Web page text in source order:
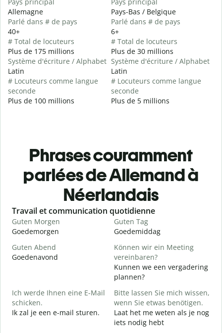
Allemagne
Parlé dans # de pays
40+
# Total de locuteurs
Plus de 175 millions
Système d'écriture / Alphabet
Latin
# Locuteurs comme langue
seconde
Plus de 100 millions
Pays-Bas / Belgique
Parlé dans # de pays
6+
# Total de locuteurs
Plus de 30 millions
Système d'écriture / Alphabet
Latin
# Locuteurs comme langue
seconde
Plus de 5 millions
Phrases couramment
parlées de Allemand à
Néerlandais
Slide 1 of 6
Travail et communication quotidienne
Guten Morgen
Goedemorgen
Guten Tag
Goedemiddag
Guten Abend
Goedenavond
Können wir ein Meeting
vereinbaren?
Kunnen we een vergadering
plannen?
Ich werde Ihnen eine E-Mail
schicken.
Ik zal je een e-mail sturen.
Bitte lassen Sie mich wissen,
wenn Sie etwas benötigen.
Laat het me weten als je nog
iets nodig hebt